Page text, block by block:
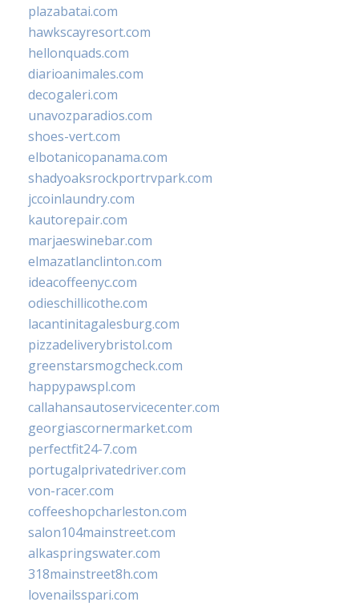
plazabatai.com
hawkscayresort.com
hellonquads.com
diarioanimales.com
decogaleri.com
unavozparadios.com
shoes-vert.com
elbotanicopanama.com
shadyoaksrockportrvpark.com
jccoinlaundry.com
kautorepair.com
marjaeswinebar.com
elmazatlanclinton.com
ideacoffeenyc.com
odieschillicothe.com
lacantinitagalesburg.com
pizzadeliverybristol.com
greenstarsmogcheck.com
happypawspl.com
callahansautoservicecenter.com
georgiascornermarket.com
perfectfit24-7.com
portugalprivatedriver.com
von-racer.com
coffeeshopcharleston.com
salon104mainstreet.com
alkaspringswater.com
318mainstreet8h.com
lovenailsspari.com